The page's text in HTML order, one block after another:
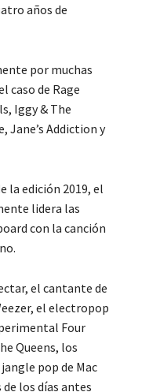
años de
por muchas
caso de Rage
Iggy & The
Jane’s Addiction y
la edición 2019, el
lidera las
con la canción
el cantante de
el electropop
Four
Queens, los
pop de Mac
los días antes